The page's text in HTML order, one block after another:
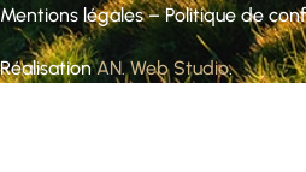
Mentions légales–Politique de
RéalisationAN. Web Studio.